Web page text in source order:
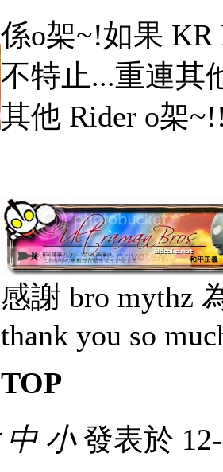
係o架~!如果 KR
不特止...重連其
其他 Rider o架
感謝 bro mythz
thank you so
TOP
中 小發表於